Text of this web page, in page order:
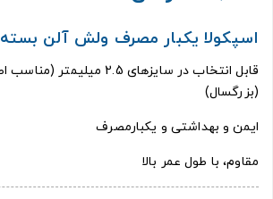
اسپکولا یکبار مصرف ولش آلن بسته 34 عددی
(بزرگسال)
ایمن و بهداشتی و یکبارمصرف
مقاوم، با طول عمر بالا